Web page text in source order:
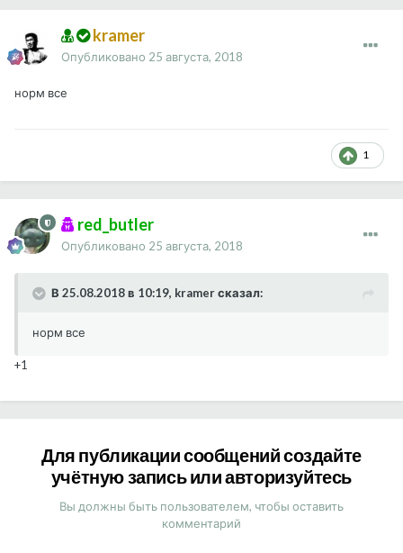
kramer
Опубликовано 25 августа, 2018
норм все
1
red_butler
Опубликовано 25 августа, 2018
В 25.08.2018 в 10:19, kramer сказал:
норм все
+1
Для публикации сообщений создайте
учётную запись или авторизуйтесь
Вы должны быть пользователем, чтобы оставить
комментарий